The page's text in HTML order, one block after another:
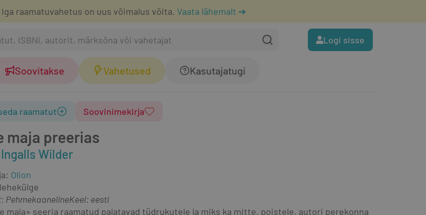
Iga raamatuvahetus on uus võimalus võita. Vaata lähemalt ➔
Logi sisse
Soovitakse Vahetused Kasutajatugi
maja preerias
Wilder
raamatut Soovinimekirja
: Olion
: PehmekaanelineKeel: eesti
maja» seeria raamatud pajatavad tüdrukutele ja miks ka mitte, poistele, autori perekonna